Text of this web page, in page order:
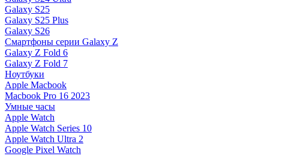
Galaxy S25
Galaxy S25 Plus
Galaxy S26
Смартфоны серии Galaxy Z
Galaxy Z Fold 6
Galaxy Z Fold 7
Ноутбуки
Apple Macbook
Macbook Pro 16 2023
Умные часы
Apple Watch
Apple Watch Series 10
Apple Watch Ultra 2
Google Pixel Watch